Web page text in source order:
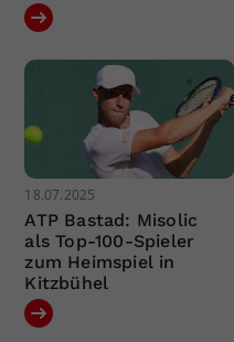
18.07.2025
ATP Bastad: Misolic
als Top-100-Spieler
zum Heimspiel in
Kitzbühel